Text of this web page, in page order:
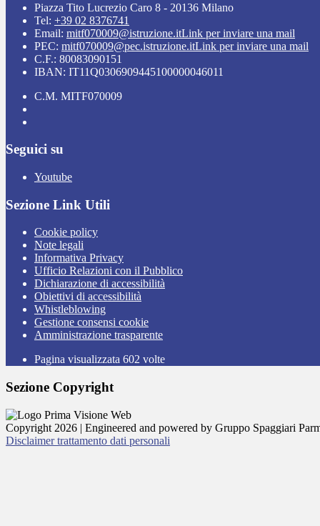
Piazza Tito Lucrezio Caro 8 - 20136 Milano
Tel: +39 02 8376741
Email: mitf070009@istruzione.itLink per inviare una mail
PEC: mitf070009@pec.istruzione.itLink per inviare una mail
C.F.: 80083090151
IBAN: IT11Q0306909445100000046011
C.M. MITF070009
Seguici su
Youtube
Sezione Link Utili
Cookie policy
Note legali
Informativa Privacy
Ufficio Relazioni con il Pubblico
Dichiarazione di accessibilità
Obiettivi di accessibilità
Whistleblowing
Gestione consensi cookie
Amministrazione trasparente
Pagina visualizzata 602 volte
Sezione Copyright
Copyright 2026 | Engineered and powered by Gruppo Spaggiari
Disclaimer trattamento dati personali